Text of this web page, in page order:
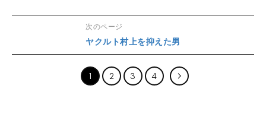
次のページ
ヤクルト村上を抑えた男
1 2 3 4